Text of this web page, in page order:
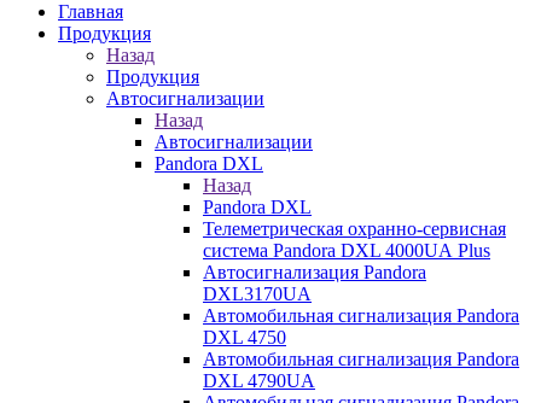
Главная
Продукция
Назад
Продукция
Автосигнализации
Назад
Автосигнализации
Pandora DXL
Назад
Pandora DXL
Телеметрическая охранно-сервисная
система Pandora DXL 4000UA Plus
Автосигнализация Pandora
DXL3170UA
Автомобильная сигнализация Pandora
DXL 4750
Автомобильная сигнализация Pandora
DXL 4790UA